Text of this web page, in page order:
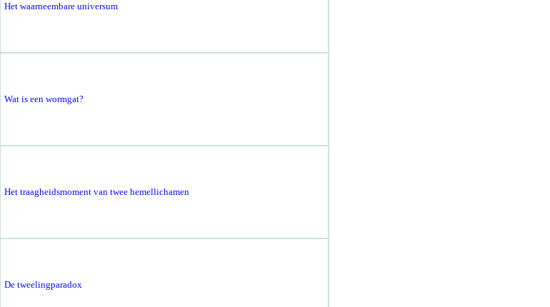
Het waarneembare universum
Wat is een wormgat?
Het traagheidsmoment van twee hemellichamen
De tweelingparadox